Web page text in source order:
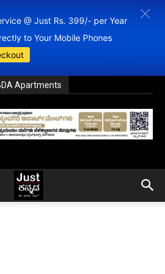
@ Just Rs. 399/- per Year
to Your Mobile Phones
Apartments